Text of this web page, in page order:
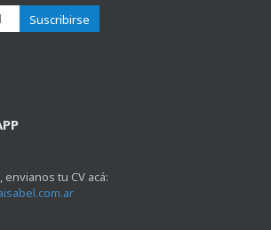
Suscribirse
tu CV acá: